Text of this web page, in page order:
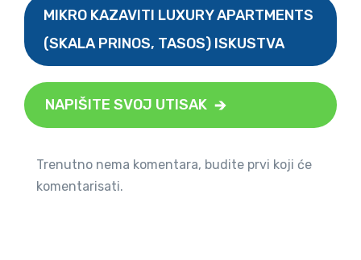
MIKRO KAZAVITI LUXURY APARTMENTS
(SKALA PRINOS, TASOS) ISKUSTVA
NAPIŠITE SVOJ UTISAK
Trenutno nema komentara, budite prvi koji će
komentarisati.